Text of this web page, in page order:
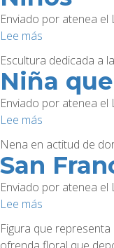
Enviado por atenea el
Lee más
Niños
Escultura dedicada a
Niña
Enviado por atenea el
Lee más
Niña
que
duerme
Nena en actitud de
San
Enviado por atenea el
Lee más
Francisco
Figura que